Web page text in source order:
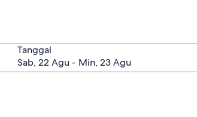
Tanggal